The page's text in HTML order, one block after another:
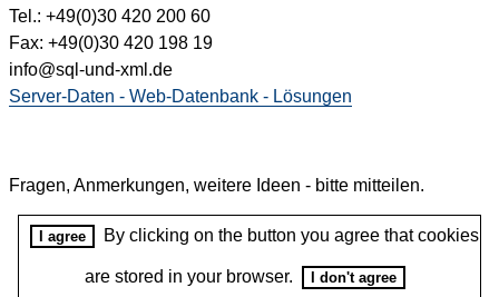
Tel.: +49(0)30 420 200 60
Fax: +49(0)30 420 198 19
info@sql-und-xml.de
Server-Daten - Web-Datenbank - Lösungen
Fragen, Anmerkungen, weitere Ideen - bitte mitteilen.
I agree By clicking on the button you agree that cookies
are stored in your browser. I don't agree